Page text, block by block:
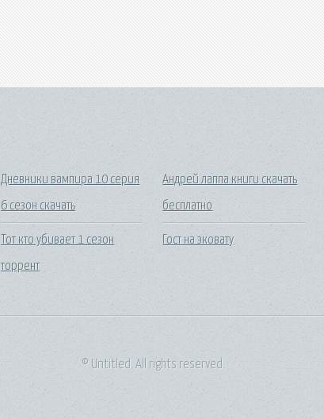
Дневники вампира 10 серия
6 сезон скачать
Тот кто убивает 1 сезон
торрент
Андрей лаппа книги скачать
бесплатно
Гост на эковату
© Untitled. All rights reserved.